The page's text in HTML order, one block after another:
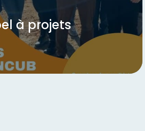
à projets